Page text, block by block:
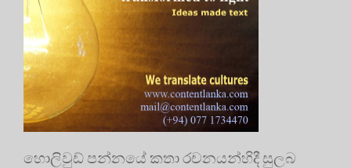
හොලිවුඩ් පන්නයේ කතා රචනයන්හිදී සුලබ